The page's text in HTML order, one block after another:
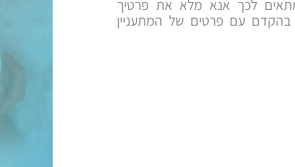
לכך אנא מלא את פרטיך
בהקדם עם פרטים של המתעניין